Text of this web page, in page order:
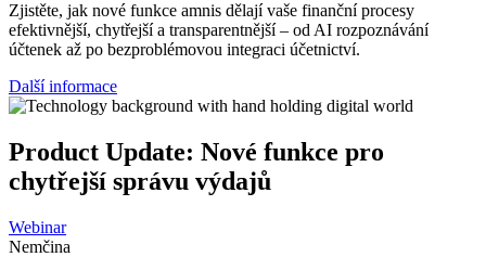
Zjistěte, jak nové funkce amnis dělají vaše finanční procesy
efektivnější, chytřejší a transparentnější – od AI rozpoznávání
účtenek až po bezproblémovou integraci účetnictví.
Další informace
Product Update: Nové funkce pro
chytřejší správu výdajů
Webinar
Nemčina